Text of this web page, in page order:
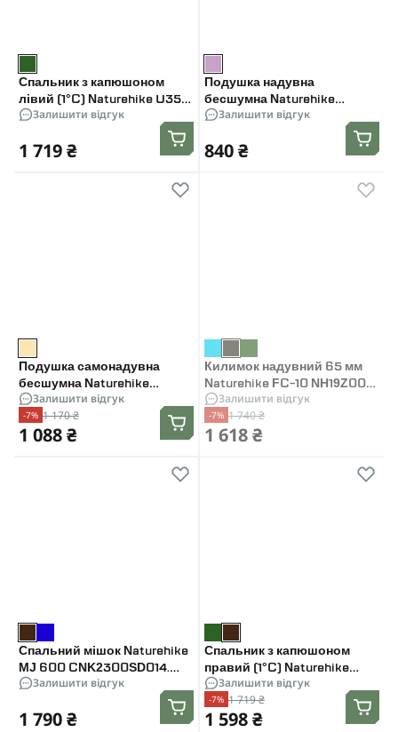
Спальник з капюшоном
лівий (1°C) Naturehike U350
NH20MSD07. Зелений
Залишити відгук
1 719 ₴
Подушка надувна
бесшумна Naturehike
CNH22DZ011, бузковий
Залишити відгук
840 ₴
Подушка самонадувна
бесшумна Naturehike
NH21ZT001, персиковий
Залишити відгук
-7% 1 170 ₴
1 088 ₴
Килимок надувний 65 мм
Naturehike FC-10 NH19Z001-
P. Графіт
Залишити відгук
-7% 1 740 ₴
1 618 ₴
Спальний мішок Naturehike
MJ 600 CNK2300SD014.
Коричневий
Залишити відгук
1 790 ₴
Спальник з капюшоном
правий (1°C) Naturehike
U350 NH20MSD07.
Коричневий
Залишити відгук
-7% 1 719 ₴
1 598 ₴